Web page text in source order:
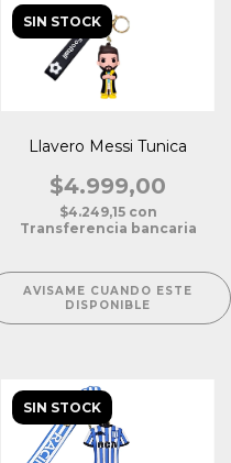
SIN STOCK
Llavero Messi Tunica
$4.999,00
$4.249,15 con
Transferencia bancaria
AVISAME CUANDO ESTE
DISPONIBLE
SIN STOCK